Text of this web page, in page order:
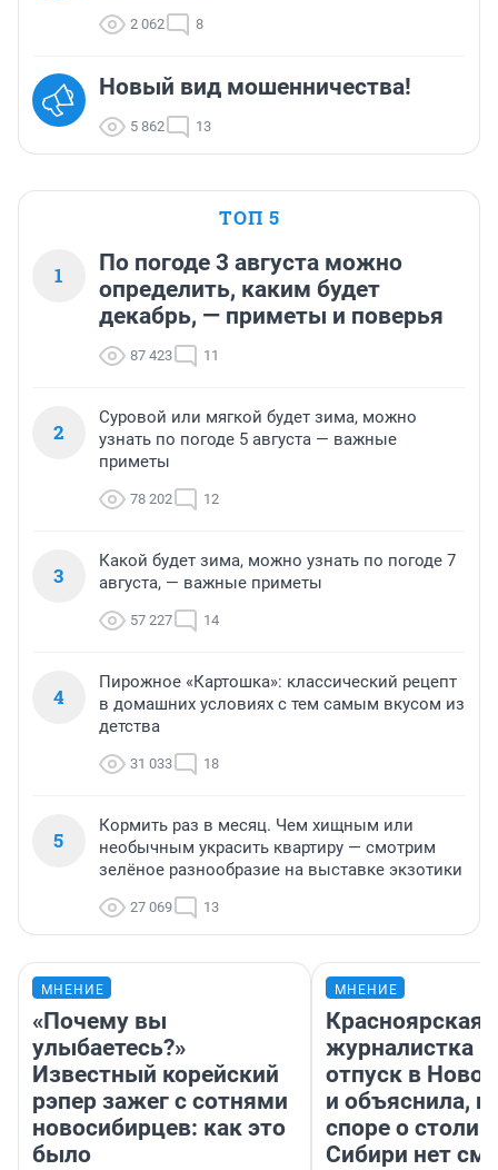
2 062 8
Новый вид мошенничества!
5 862 13
ТОП 5
1
По погоде 3 августа можно
определить, каким будет
декабрь, — приметы и поверья
87 423 11
2
Суровой или мягкой будет зима, можно
узнать по погоде 5 августа — важные
приметы
78 202 12
3
Какой будет зима, можно узнать по погоде 7
августа, — важные приметы
57 227 14
4
Пирожное «Картошка»: классический рецепт
в домашних условиях с тем самым вкусом из
детства
31 033 18
5
Кормить раз в месяц. Чем хищным или
необычным украсить квартиру — смотрим
зелёное разнообразие на выставке экзотики
27 069 13
МНЕНИЕ
«Почему вы
улыбаетесь?»
Известный корейский
рэпер зажег с сотнями
новосибирцев: как это
было
МНЕНИЕ
Красноярская
журналистка
отпуск в
и объяснила,
споре о
Сибири нет